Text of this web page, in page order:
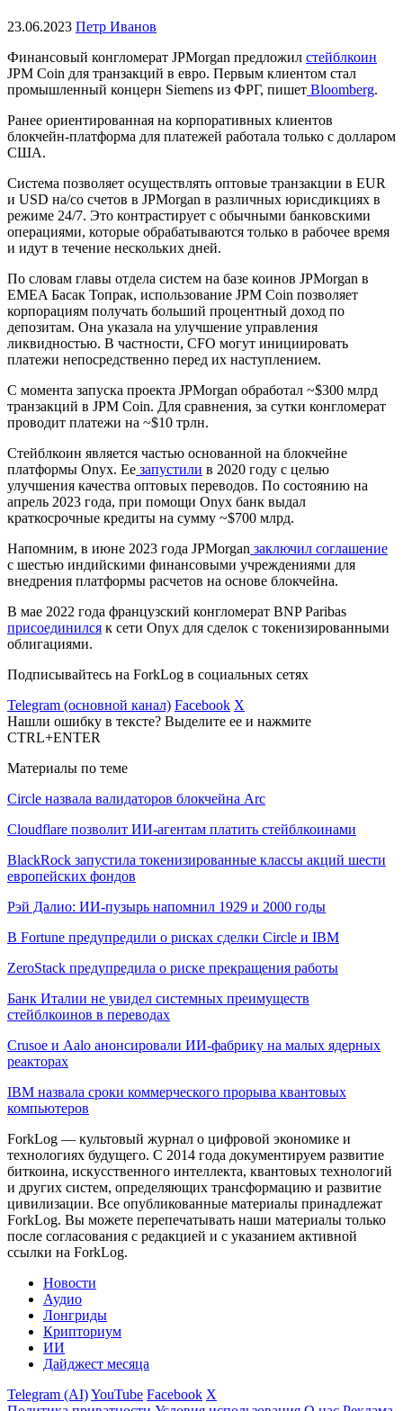
23.06.2023 Петр Иванов
Финансовый конгломерат JPMorgan предложил стейблкоин
JPM Coin для транзакций в евро. Первым клиентом стал
промышленный концерн Siemens из ФРГ, пишет Bloomberg.
Ранее ориентированная на корпоративных клиентов
блокчейн-платформа для платежей работала только с долларом
США.
Система позволяет осуществлять оптовые транзакции в EUR
и USD на/со счетов в JPMorgan в различных юрисдикциях в
режиме 24/7. Это контрастирует с обычными банковскими
операциями, которые обрабатываются только в рабочее время
и идут в течение нескольких дней.
По словам главы отдела систем на базе коинов JPMorgan в
EMEA Басак Топрак, использование JPM Coin позволяет
корпорациям получать больший процентный доход по
депозитам. Она указала на улучшение управления
ликвидностью. В частности, CFO могут инициировать
платежи непосредственно перед их наступлением.
С момента запуска проекта JPMorgan обработал ~$300 млрд
транзакций в JPM Coin. Для сравнения, за сутки конгломерат
проводит платежи на ~$10 трлн.
Стейблкоин является частью основанной на блокчейне
платформы Onyx. Ее запустили в 2020 году с целью
улучшения качества оптовых переводов. По состоянию на
апрель 2023 года, при помощи Onyx банк выдал
краткосрочные кредиты на сумму ~$700 млрд.
Напомним, в июне 2023 года JPMorgan заключил соглашение
с шестью индийскими финансовыми учреждениями для
внедрения платформы расчетов на основе блокчейна.
В мае 2022 года французский конгломерат BNP Paribas
присоединился к сети Onyx для сделок с токенизированными
облигациями.
Подписывайтесь на ForkLog в социальных сетях
Telegram (основной канал) Facebook X
Нашли ошибку в тексте? Выделите ее и нажмите
CTRL+ENTER
Материалы по теме
Circle назвала валидаторов блокчейна Arc
Cloudflare позволит ИИ-агентам платить стейблкоинами
BlackRock запустила токенизированные классы акций шести
европейских фондов
Рэй Далио: ИИ-пузырь напомнил 1929 и 2000 годы
В Fortune предупредили о рисках сделки Circle и IBM
ZeroStack предупредила о риске прекращения работы
Банк Италии не увидел системных преимуществ
стейблкоинов в переводах
Crusoe и Aalo анонсировали ИИ-фабрику на малых ядерных
реакторах
IBM назвала сроки коммерческого прорыва квантовых
компьютеров
ForkLog — культовый журнал о цифровой экономике и
технологиях будущего. С 2014 года документируем развитие
биткоина, искусственного интеллекта, квантовых технологий
и других систем, определяющих трансформацию и развитие
цивилизации. Все опубликованные материалы принадлежат
ForkLog. Вы можете перепечатывать наши материалы только
после согласования с редакцией и с указанием активной
ссылки на ForkLog.
Новости
Аудио
Лонгриды
Крипториум
ИИ
Дайджест месяца
Telegram (AI)YouTube Facebook X